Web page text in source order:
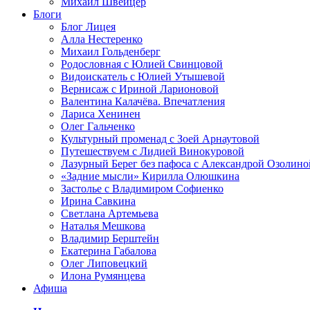
Блоги
Блог Лицея
Алла Нестеренко
Михаил Гольденберг
Родословная с Юлией Свинцовой
Видоискатель с Юлией Утышевой
Вернисаж с Ириной Ларионовой
Валентина Калачёва. Впечатления
Лариса Хенинен
Олег Гальченко
Культурный променад с Зоей Арнаутовой
Путешествуем с Лидией Винокуровой
Лазурный Берег без пафоса с Александрой
«Задние мысли» Кирилла Олюшкина
Застолье с Владимиром Софиенко
Ирина Савкина
Светлана Артемьева
Наталья Мешкова
Владимир Берштейн
Екатерина Габалова
Олег Липовецкий
Илона Румянцева
Афиша